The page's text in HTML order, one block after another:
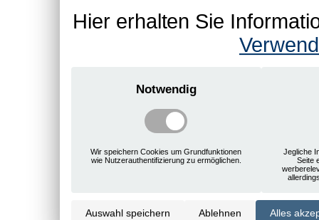
Hier erhalten Sie
Notwendig
Wir speichern Cookies um Grundfunktionen
wie Nutzerauthentifizierung zu ermöglichen.
Jegliche
Seite
Auswahl speichern Ablehnen Alles